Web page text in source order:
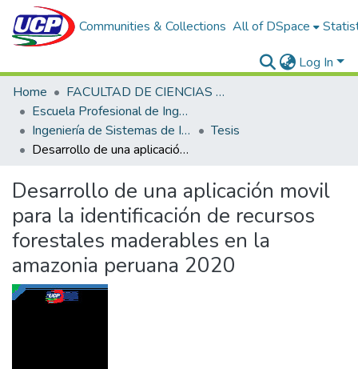
Communities & Collections All of DSpace
Log In
Home
FACULTAD DE CIENCIAS E INGENIERÍA
Escuela Profesional de Ingeniería de Sistemas de Información
Ingeniería de Sistemas de Información
Tesis
Desarrollo de una aplicación movil para la identificación de recursos forestales maderables en la amazonia peruana 2020
Desarrollo de una aplicación movil
para la identificación de recursos
forestales maderables en la
amazonia peruana 2020